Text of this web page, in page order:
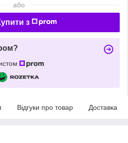
або
з
Відгуки про товар Доставка